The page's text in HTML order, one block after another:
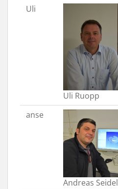
Uli
Uli Ruopp
anse
Andreas Seidel